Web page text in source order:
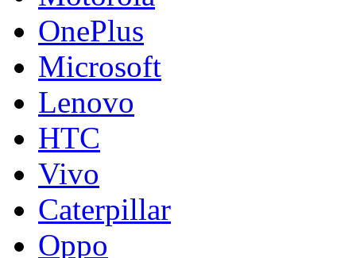
OnePlus
Microsoft
Lenovo
HTC
Vivo
Caterpillar
Oppo